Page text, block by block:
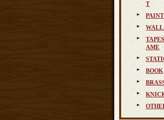
T
WALL
AME
BOOK